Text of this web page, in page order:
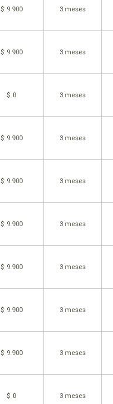
$ 9.900 3 meses
$ 9.900 3 meses
$ 0 3 meses
$ 9.900 3 meses
$ 9.900 3 meses
$ 9.900 3 meses
$ 9.900 3 meses
$ 9.900 3 meses
$ 9.900 3 meses
$ 0 3 meses